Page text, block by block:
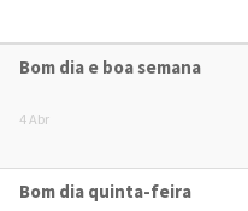
Bom dia e boa semana
4 Abr
Bom dia quinta-feira